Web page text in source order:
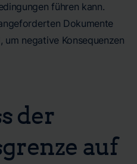
führen kann.
Dokumente
negative Konsequenzen
der
auf